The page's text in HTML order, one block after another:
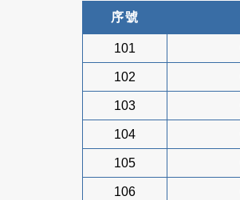
序號
101
102
103
104
105
106